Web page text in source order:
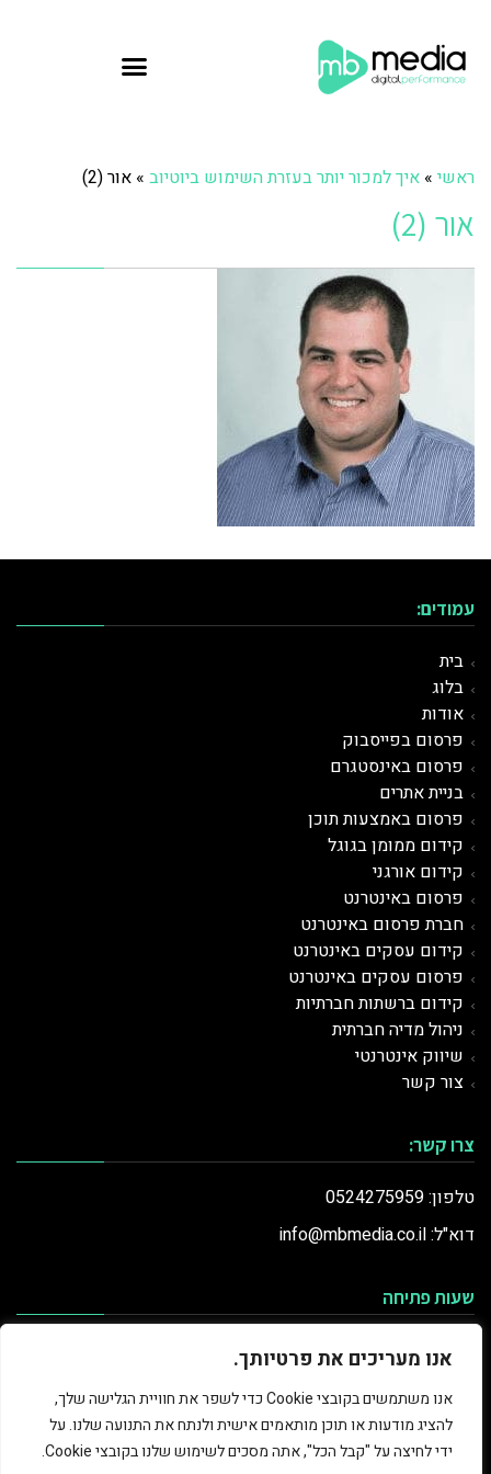
אנו מעריכים את פרטיותך.
אנו משתמשים בקובצי Cookie כדי לשפר את חוויית הגלישה שלך,
להציג מודעות או תוכן מותאמים אישית ולנתח את התנועה שלנו. על
ידי לחיצה על "קבל הכל", אתה מסכים לשימוש שלנו בקובצי Cookie.
ראשי » איך למכור יותר בעזרת השימוש ביוטיוב » אור (2)
אור (2)
עמודים:
בית
בלוג
אודות
פרסום בפייסבוק
פרסום באינסטגרם
בניית אתרים
פרסום באמצעות תוכן
קידום ממומן בגוגל
קידום אורגני
פרסום באינטרנט
חברת פרסום באינטרנט
קידום עסקים באינטרנט
פרסום עסקים באינטרנט
קידום ברשתות חברתיות
ניהול מדיה חברתית
שיווק אינטרנטי
צור קשר
צרו קשר:
טלפון: 0524275959
דוא"ל: info@mbmedia.co.il
שעות פתיחה
ראשון
שלישי
9:00-20:00
רביעי
9:00-20:00
חמישי
9:00-20:00